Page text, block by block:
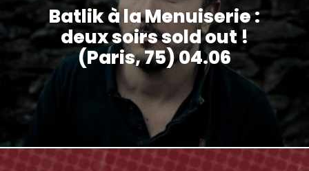
Batlik à la Menuiserie :
deux soirs sold out !
(Paris, 75) 04.06